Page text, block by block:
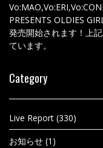
PRESENTS OLDIES
発売開始されます！上
ています。
Category
Live Report (330)
お知らせ (1)